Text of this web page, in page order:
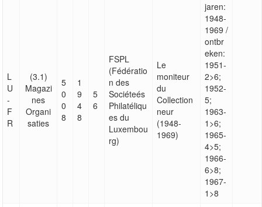
L
U
-
F
R
(3.1)
Magazi
nes
Organi
saties
5
0
0
8
1
9
4
8
5
6
FSPL
(Fédératio
n des
Sociéteés
Philatéliqu
es du
Luxembou
rg)
Le
moniteur
du
Collection
neur
(1948-
1969)
jaren:
1948-
1969 /
ontbr
eken:
1951-
2>6;
1952-
5;
1963-
1>6;
1965-
4>5;
1966-
6>8;
1967-
1>8